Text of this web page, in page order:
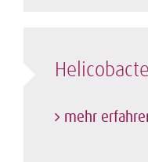
mehr